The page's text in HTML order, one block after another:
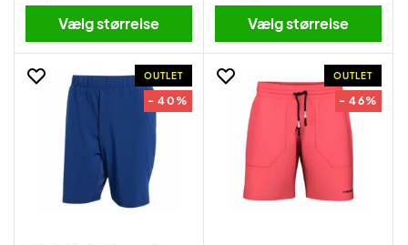
Vælg størrelse Vælg størrelse
OUTLET
- 40%
OUTLET
- 46%